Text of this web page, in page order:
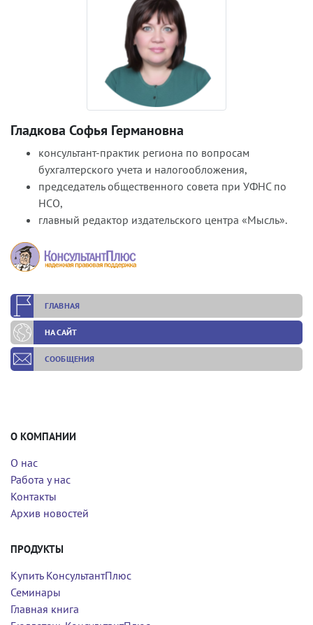
Гладкова Софья Германовна
консультант-практик региона по вопросам
бухгалтерского учета и налогообложения,
председатель общественного совета при УФНС по
НСО,
главный редактор издательского центра «Мысль».
ГЛАВНАЯ
НА САЙТ
СООБЩЕНИЯ
О КОМПАНИИ
О нас
Работа у нас
Контакты
Архив новостей
ПРОДУКТЫ
Купить КонсультантПлюс
Семинары
Главная книга